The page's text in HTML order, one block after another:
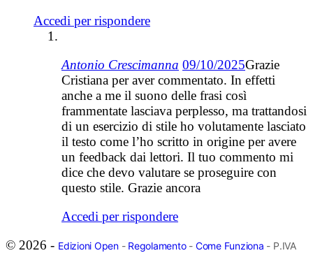
Accedi per rispondere
Antonio Crescimanna 09/10/2025Grazie
Cristiana per aver commentato. In effetti
anche a me il suono delle frasi così
frammentate lasciava perplesso, ma trattandosi
di un esercizio di stile ho volutamente lasciato
il testo come l’ho scritto in origine per avere
un feedback dai lettori. Il tuo commento mi
dice che devo valutare se proseguire con
questo stile. Grazie ancora
Accedi per rispondere
© 2026 - Edizioni Open- Regolamento- Come Funziona - P.IVA